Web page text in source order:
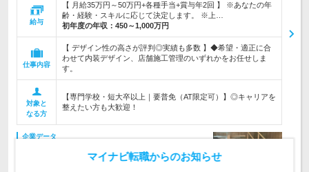
給与
【 月給35万円～50万円+各種手当+賞与年2回 】 ※あなたの年
齢・経験・スキルに応じて決定します。 ※上…
初年度の年収： 450～1,000万円
仕事内容
【 デザイン性の高さが評判◎実績も多数 】◆希望・適正に合
わせて内装デザイン、店舗施工管理のいずれかをお任せしま
す。
対象と
なる方
【専門学校・短大卒以上｜要普免（AT限定可）】◎キャリアを
整えたい方も大歓迎！
企業データ
設立：2002年1月／従業員数：20人／本社所在地：愛
マイナビ転職からのお知らせ